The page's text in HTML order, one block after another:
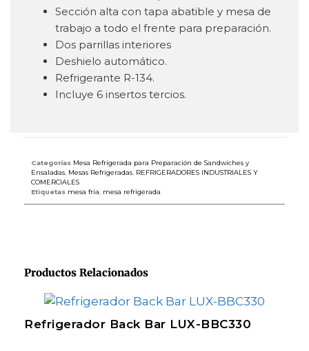
Sección alta con tapa abatible y mesa de
trabajo a todo el frente para preparación.
Dos parrillas interiores
Deshielo automático.
Refrigerante R-134.
Incluye 6 insertos tercios.
Categorías Mesa Refrigerada para Preparación de Sandwiches y
Ensaladas Mesas Refrigeradas REFRIGERADORES INDUSTRIALES Y
COMERCIALES
Etiquetas mesa fria mesa refrigerada
Productos Relacionados
Refrigerador Back Bar LUX-BBC330